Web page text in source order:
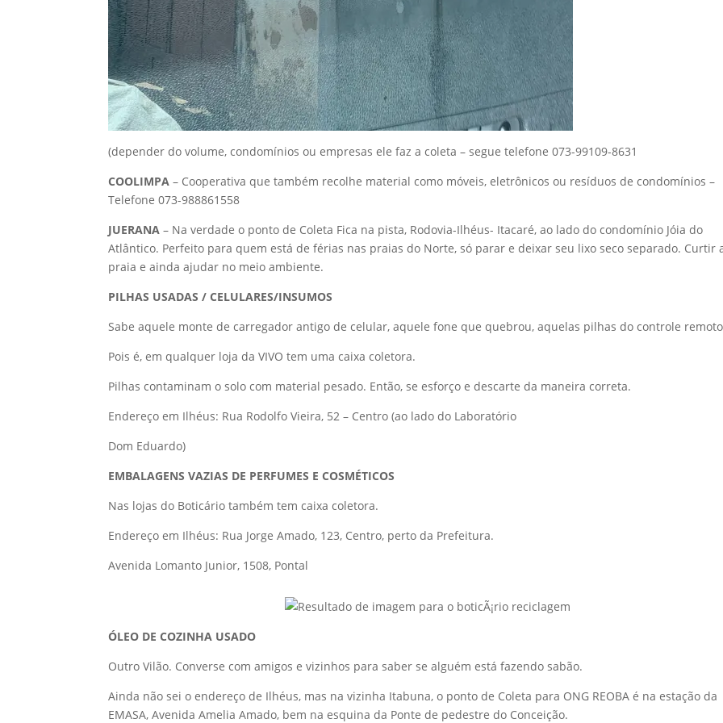
(depender do volume, condomínios ou empresas ele faz a coleta – segue telefone 073-99109-8631
COOLIMPA – Cooperativa que também recolhe material como móveis, eletrônicos ou resíduos de condomínios –
Telefone 073-988861558
JUERANA – Na verdade o ponto de Coleta Fica na pista, Rodovia-Ilhéus- Itacaré, ao lado do condomínio Jóia do
Atlântico. Perfeito para quem está de férias nas praias do Norte, só parar e deixar seu lixo seco separado. Curtir
praia e ainda ajudar no meio ambiente.
PILHAS USADAS / CELULARES/INSUMOS
Sabe aquele monte de carregador antigo de celular, aquele fone que quebrou, aquelas pilhas do controle
Pois é, em qualquer loja da VIVO tem uma caixa coletora.
Pilhas contaminam o solo com material pesado. Então, se esforço e descarte da maneira correta.
Endereço em Ilhéus: Rua Rodolfo Vieira, 52 – Centro (ao lado do Laboratório
Dom Eduardo)
EMBALAGENS VAZIAS DE PERFUMES E COSMÉTICOS
Nas lojas do Boticário também tem caixa coletora.
Endereço em Ilhéus: Rua Jorge Amado, 123, Centro, perto da Prefeitura.
Avenida Lomanto Junior, 1508, Pontal
ÓLEO DE COZINHA USADO
Outro Vilão. Converse com amigos e vizinhos para saber se alguém está fazendo sabão.
Ainda não sei o endereço de Ilhéus, mas na vizinha Itabuna, o ponto de Coleta para ONG REOBA é na estação da
EMASA, Avenida Amelia Amado, bem na esquina da Ponte de pedestre do Conceição.